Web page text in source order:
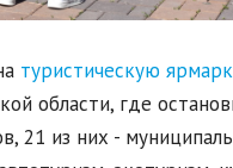
туристическую
области, где
21 из них -